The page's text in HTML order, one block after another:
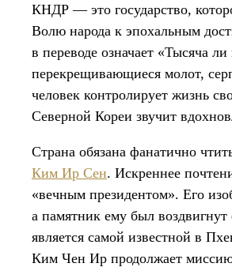
КНДР — это государство,
Волю народа к эпохальным
в переводе означает «Тысяча
перекрещивающиеся молот,
человек контролирует жизнь
Северной Кореи звучит
Страна обязана фанатично
Ким Ир Сен. Искреннее
«вечным президентом». Его
а памятник ему был
является самой известной в
Ким Чен Ир продолжает миссию